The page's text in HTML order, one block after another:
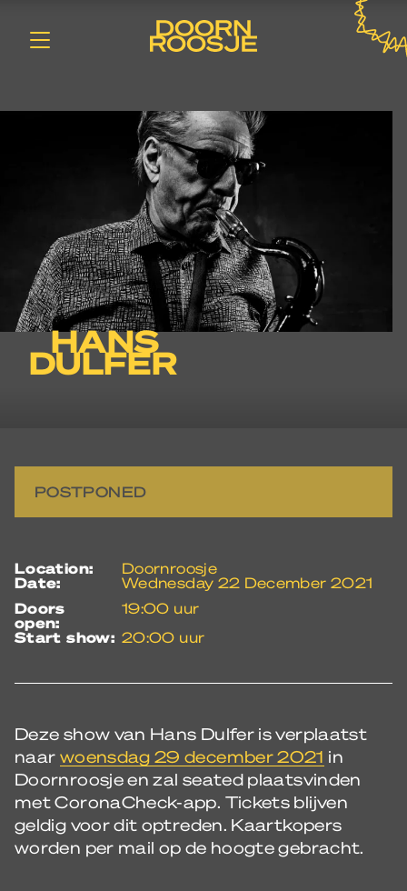
HANS
DULFER
POSTPONED
location: Doornroosje
date:
Wednesday 22 December 2021
doors
open:
19:00 uur
start show: 20:00 uur
Deze show van Hans Dulfer is verplaatst
naar woensdag 29 december 2021 in
Doornroosje en zal seated plaatsvinden
met CoronaCheck-app. Tickets blijven
geldig voor dit optreden. Kaartkopers
worden per mail op de hoogte gebracht.